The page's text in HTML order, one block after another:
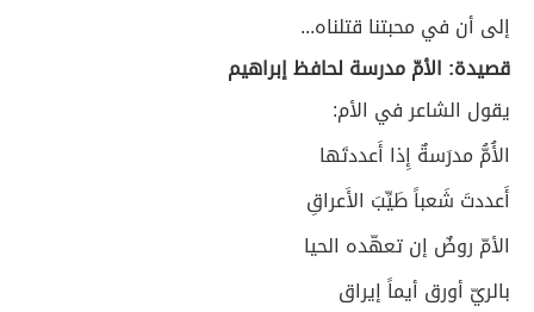
إلى أن في محبتنا قتلناه...
قصيدة: الأمّ مدرسة لحافظ إبراهيم
يقول الشاعر في الأم:
الأُمُّ مدرَسةٌ إِذا أَعددتَها
أَعددتَ شَعباً طَيِّبَ الأَعراقِ
الأمّ روضٌ إن تعهّده الحيا
بالريّ أورق أيماً إيراق